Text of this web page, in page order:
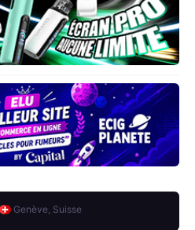
Genève, Suisse